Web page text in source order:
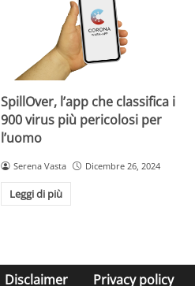
SpillOver, l’app che classifica i
900 virus più pericolosi per
l’uomo
Serena Vasta Dicembre 26, 2024
Leggi di più
Disclaimer Privacy policy